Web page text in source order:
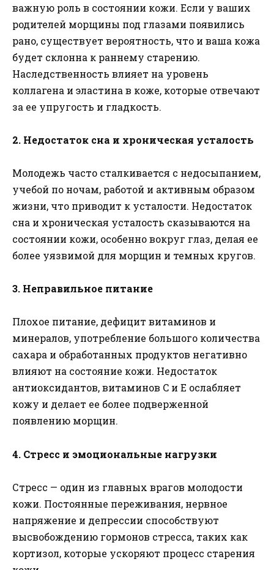
важную роль в состоянии кожи. Если у ваших
родителей морщины под глазами появились
рано, существует вероятность, что и ваша кожа
будет склонна к раннему старению.
Наследственность влияет на уровень
коллагена и эластина в коже, которые отвечают
за ее упругость и гладкость.
2. Недостаток сна и хроническая усталость
Молодежь часто сталкивается с недосыпанием,
учебой по ночам, работой и активным образом
жизни, что приводит к усталости. Недостаток
сна и хроническая усталость сказываются на
состоянии кожи, особенно вокруг глаз, делая ее
более уязвимой для морщин и темных кругов.
3. Неправильное питание
Плохое питание, дефицит витаминов и
минералов, употребление большого количества
сахара и обработанных продуктов негативно
влияют на состояние кожи. Недостаток
антиоксидантов, витаминов C и E ослабляет
кожу и делает ее более подверженной
появлению морщин.
4. Стресс и эмоциональные нагрузки
Стресс — один из главных врагов молодости
кожи. Постоянные переживания, нервное
напряжение и депрессии способствуют
высвобождению гормонов стресса, таких как
кортизол, которые ускоряют процесс старения